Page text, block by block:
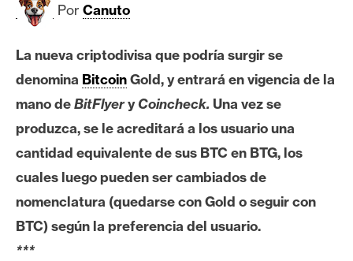
a
o
s
B
i
c
o
i
Por Canuto
La nueva criptodivisa que podría surgir se
denomina BitcoinGold, y entrará en vigencia de la
mano deBitFlyeryCoincheck. Una vez se
produzca, se le acreditará a los usuario una
cantidad equivalente de sus BTC en BTG, los
cuales luego pueden ser cambiados de
nomenclatura (quedarse con Gold o seguir con
BTC) según la preferencia del usuario.
***